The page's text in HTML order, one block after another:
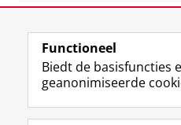
Uw Business Partner:
Uw Business Partner:
Functioneel
Biedt de basisfuncties
geanonimiseerde